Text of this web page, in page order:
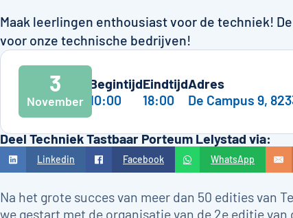
Maak leerlingen enthousiast voor de techniek!
voor onze technische bedrijven!
3
November
Begintijd
10:00
Eindtijd
18:00
Adres
De Campus 9,
Deel Techniek Tastbaar Porteum Lelystad via:
Linkedin Facebook WhatsApp
Na het grote succes van meer dan 50 edities van
we gestart met de organisatie van de 2e editie